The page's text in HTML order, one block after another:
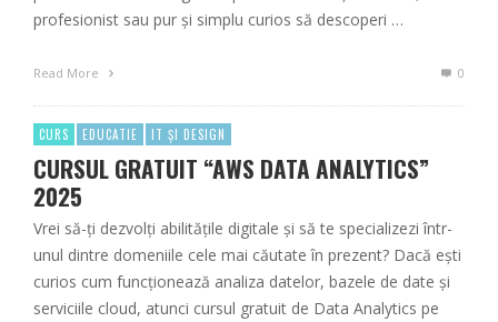
profesionist sau pur și simplu curios să descoperi …
Read More 0
CURS EDUCATIE IT ȘI DESIGN
CURSUL GRATUIT “AWS DATA ANALYTICS”
2025
Vrei să-ți dezvolți abilitățile digitale și să te specializezi într-
unul dintre domeniile cele mai căutate în prezent? Dacă ești
curios cum funcționează analiza datelor, bazele de date și
serviciile cloud, atunci cursul gratuit de Data Analytics pe